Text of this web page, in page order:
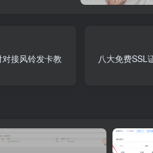
接风铃发卡教
八大免费SSL